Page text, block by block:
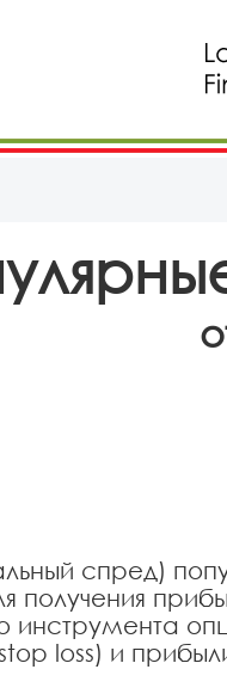
спред)
получения
инструмента
loss) и